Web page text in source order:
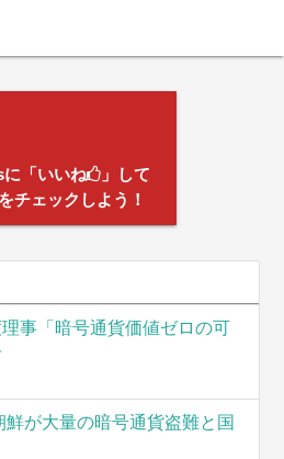
「いいね
」して
チェックしよう！
事「暗号通貨価値ゼロの可
鮮が大量の暗号通貨盗難と国